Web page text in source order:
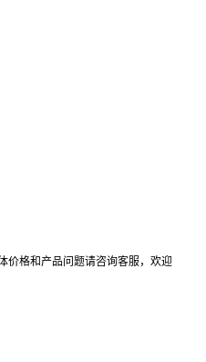
价格和产品问题请咨询客服，欢迎